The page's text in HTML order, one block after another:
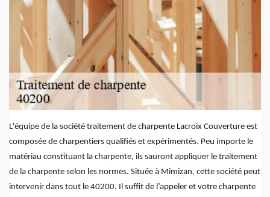
L'équipe de la société traitement de charpente Lacroix Couverture est
composée de charpentiers qualifiés et expérimentés. Peu importe le
matériau constituant la charpente, ils sauront appliquer le traitement
de la charpente selon les normes. Située à Mimizan, cette société peut
intervenir dans tout le 40200. Il suffit de l’appeler et votre charpente